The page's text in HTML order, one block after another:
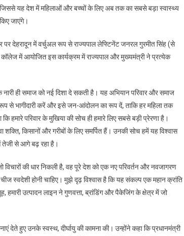
यह देश में महिलाओं और बच्चों के लिए अब तक का सबसे बड़ा स्वास्थ्य
जाएंगे।
पर देहरादून में वर्चुअल रूप से राज्यपाल लेफ्टिनेंट जनरल गुरमीत सिंह (से
कॉलेज में आयोजित इस कार्यक्रम में राज्यपाल और मुख्यमंत्री ने प्रत्येक
ही समाज को नई दिशा दे सकती है। यह अभियान परिवार और समाज
से भागीदारी करें और इसे जन-आंदोलन का रूप दें, ताकि हर महिला तक
हमारे परिवार के मुखिया की सोच ही हमारे लिए सबसे बड़ी प्रेरणा है।
किसानों और गरीबों के लिए समर्पित हैं। उनकी सोच हमें यह विश्वास
तेजी से आगे बढ़ रहा है।
की धार निकली है, वह पूरे देश को एक नए परिवर्तन और नवजागरण
स्वदेशी होनी चाहिए। मुझे दृढ़ विश्वास है कि यह संकल्प एक महान क्रांति
हमारी उत्पादन लाइन ने गुणवत्ता, ब्रांडिंग और पैकेजिंग के क्षेत्र में जो
देते हुए उनके स्वस्थ, दीर्घायु की कामना की। उन्होंने कहा कि प्रधानमंत्री